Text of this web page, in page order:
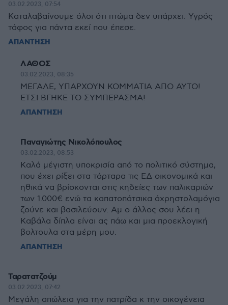
03.02.2023, 07:54
Καταλαβαίνουμε όλοι ότι πτώμα δεν υπάρχει. Υγρός
τάφος για πάντα εκεί που έπεσε.
ΑΠΑΝΤΗΣΗ
ΛΑΘΟΣ
03.02.2023, 08:35
ΜΕΓΑΛΕ, ΥΠΑΡΧΟΥΝ ΚΟΜΜΑΤΙΑ ΑΠΟ ΑΥΤΟ!
ΕΤΣΙ ΒΓΗΚΕ ΤΟ ΣΥΜΠΕΡΑΣΜΑ!
ΑΠΑΝΤΗΣΗ
Παναγιώτης Νικολόπουλος
03.02.2023, 08:53
Καλά μέγιστη υποκρισία από το πολιτικό σύστημα,
που έχει ρίξει στα τάρταρα τις ΕΔ οικονομικά και
ηθικά να βρίσκονται στις κηδείες των παλικαριών
των 1.000€ ενώ τα καπατοπάτσικα άχρηστολαμόγια
ζούνε και βασιλεύουν. Αμ ο άλλος σου λέει η
Καβάλα δίπλα είναι ας πάω και μια προεκλογική
βολτουλα στα μέρη μου.
ΑΠΑΝΤΗΣΗ
Ταρατατζούμ
03.02.2023, 07:42
Μεγάλη απώλεια για την πατρίδα κ την οικογένεια